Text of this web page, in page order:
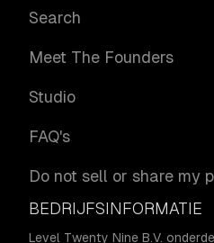
Search
Meet The Founders
Studio
FAQ's
Do not sell or share my
BEDRIJFSINFORMATIE
Level Twenty Nine B.V.